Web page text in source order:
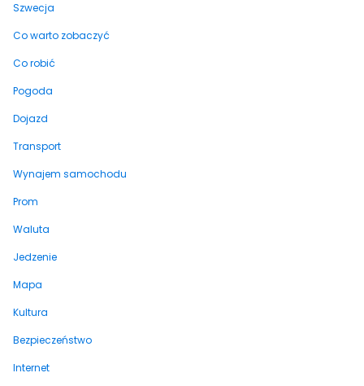
Szwecja
Co warto zobaczyć
Co robić
Pogoda
Dojazd
Transport
Wynajem samochodu
Prom
Waluta
Jedzenie
Mapa
Kultura
Bezpieczeństwo
Internet